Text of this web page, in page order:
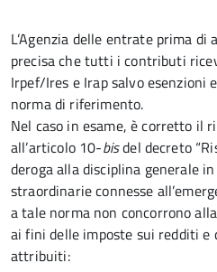
L’Agenzia delle entrate prima
precisa che tutti i contributi
Irpef/Ires e Irap salvo esenzioni
norma di riferimento.
Nel caso in esame, è corretto il
all’articolo 10-bisdel decreto
deroga alla disciplina generale
straordinarie connesse
a tale norma non concorrono
ai fini delle imposte sui redditi e
attribuiti: